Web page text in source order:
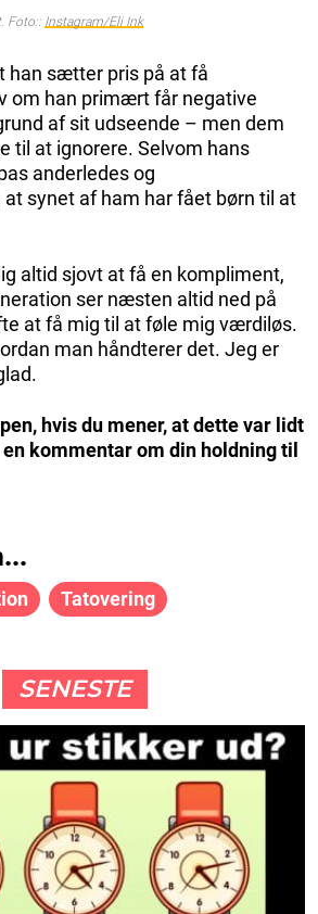
Foto:: Instagram/Eli Ink
han sætter pris på at få
om han primært får negative
af sit udseende – men dem
til at ignorere. Selvom hans
anderledes og
synet af ham har fået børn til at
altid sjovt at få en kompliment,
ser næsten altid ned på
at få mig til at føle mig værdiløs.
man håndterer det. Jeg er
hvis du mener, at dette var lidt
kommentar om din holdning til
Tatovering
SENESTE